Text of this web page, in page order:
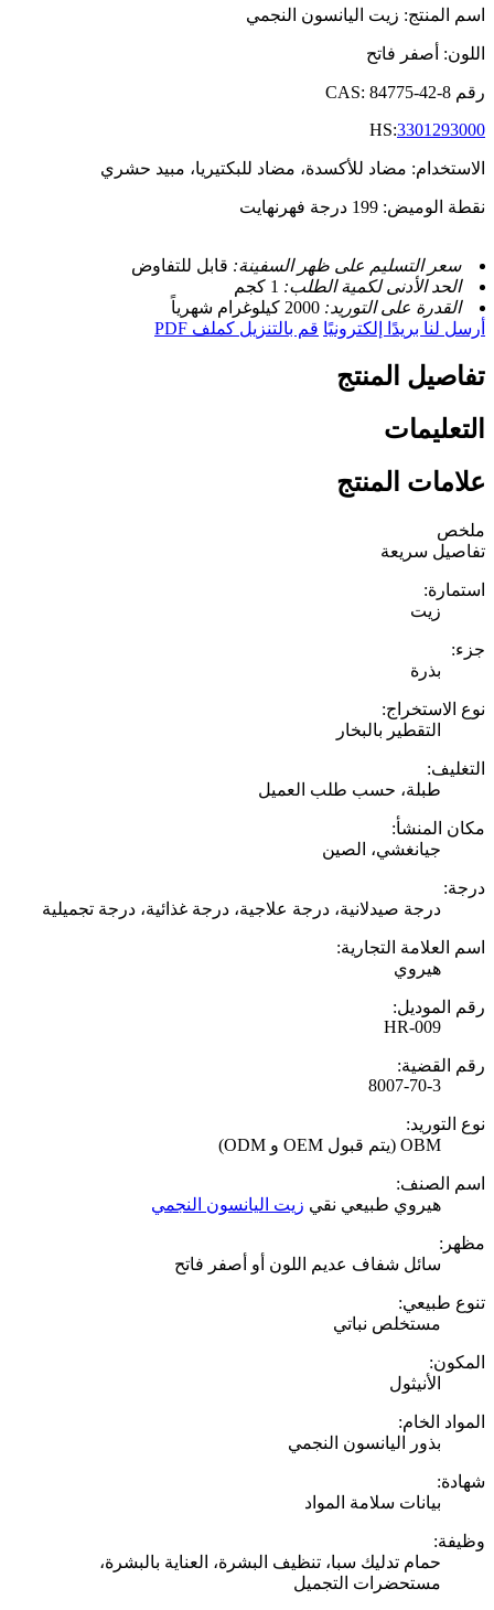
اسم المنتج: زيت اليانسون النجمي
اللون: أصفر فاتح
رقم CAS: 84775-42-8
HS:3301293000
الاستخدام: مضاد للأكسدة، مضاد للبكتيريا، مبيد حشري
نقطة الوميض: 199 درجة فهرنهايت
سعر التسليم على ظهر السفينة: قابل للتفاوض
الحد الأدنى لكمية الطلب: 1 كجم
القدرة على التوريد: 2000 كيلوغرام شهرياً
أرسل لنا بريدًا إلكترونيًا قم بالتنزيل كملف PDF
تفاصيل المنتج
التعليمات
علامات المنتج
ملخص
تفاصيل سريعة
استمارة:
زيت
جزء:
بذرة
نوع الاستخراج:
التقطير بالبخار
التغليف:
طبلة، حسب طلب العميل
مكان المنشأ:
جيانغشي، الصين
درجة:
درجة صيدلانية، درجة علاجية، درجة غذائية، درجة تجميلية
اسم العلامة التجارية:
هيروي
رقم الموديل:
HR-009
رقم القضية:
8007-70-3
نوع التوريد:
OBM (يتم قبول OEM و ODM)
اسم الصنف:
هيروي طبيعي نقي زيت اليانسون النجمي
مظهر:
سائل شفاف عديم اللون أو أصفر فاتح
تنوع طبيعي:
مستخلص نباتي
المكون:
الأنيثول
المواد الخام:
بذور اليانسون النجمي
شهادة:
بيانات سلامة المواد
وظيفة:
حمام تدليك سبا، تنظيف البشرة، العناية بالبشرة،
مستحضرات التجميل